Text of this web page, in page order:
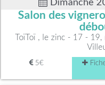
Dimanche
Salon des
ToïToï , le zinc - 17 -
5€